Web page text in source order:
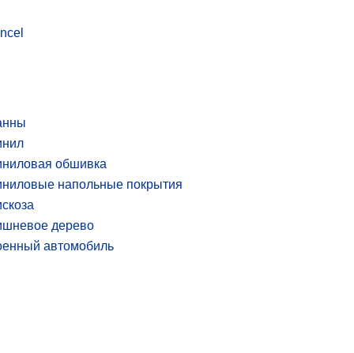
обшивка
напольные покрытия
дерево
автомобиль